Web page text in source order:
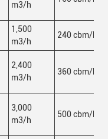
m3/h
1,500
m3/h
240 cbm/h
2,400
m3/h
360 cbm/h
3,000
m3/h
500 cbm/h